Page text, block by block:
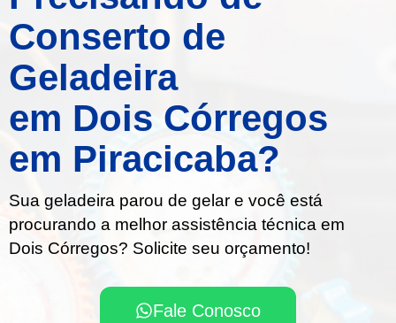
Conserto de
Geladeira
em Dois Córregos
em Piracicaba?
Sua geladeira parou de gelar e você está
procurando a melhor assistência técnica em
Dois Córregos? Solicite seu orçamento!
Fale Conosco